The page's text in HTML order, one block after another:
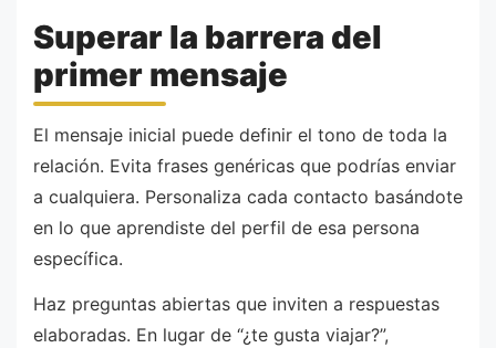
Superar la barrera del
primer mensaje
El mensaje inicial puede definir el tono de toda la
relación. Evita frases genéricas que podrías enviar
a cualquiera. Personaliza cada contacto basándote
en lo que aprendiste del perfil de esa persona
específica.
Haz preguntas abiertas que inviten a respuestas
elaboradas. En lugar de “¿te gusta viajar?”,